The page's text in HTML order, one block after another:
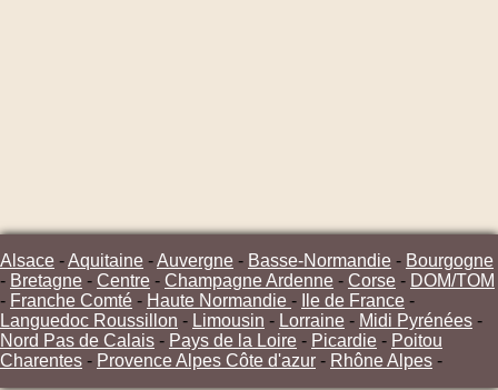
Alsace -Aquitaine -Auvergne - Basse-Normandie - Bourgogne
- Bretagne - Centre - Champagne Ardenne - Corse - DOM/TOM
- Franche Comté - Haute Normandie - Ile de France -
Languedoc Roussillon - Limousin - Lorraine - Midi Pyrénées -
Nord Pas de Calais - Pays de la Loire - Picardie - Poitou
Charentes - Provence Alpes Côte d'azur - Rhône Alpes -